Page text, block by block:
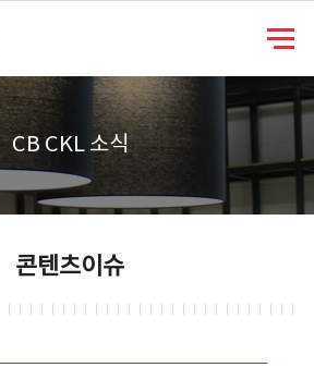
CB CKL 소식
콘텐츠이슈